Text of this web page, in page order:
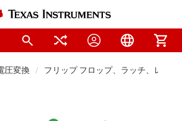
圧変換 フリップ フロップ、ラッチ、レジス